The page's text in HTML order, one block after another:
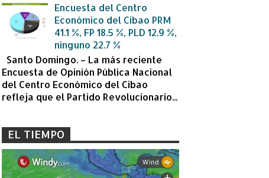
Encuesta del Centro
Económico del Cibao PRM
41.1 %, FP 18.5 %, PLD 12.9 %,
ninguno 22.7 %
Santo Domingo. – La más reciente
Encuesta de Opinión Pública Nacional
del Centro Económico del Cibao
refleja que el Partido Revolucionario...
EL TIEMPO